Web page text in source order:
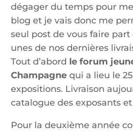
dégager du temps pour
blog et je vais donc me
seul post de vous faire
unes de nos dernières
Tout d’abord le forum
Champagne qui a lieu le
expositions. Livraison
catalogue des exposants
Pour la deuxième année